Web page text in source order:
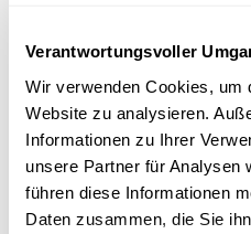
Verantwortungsvoller
Wir verwenden Cookies, um
Website zu analysieren.
Informationen zu Ihrer
unsere Partner für Analysen
führen diese Informationen
Daten zusammen, die Sie